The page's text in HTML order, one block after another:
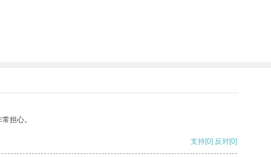
担心。
支持[0] 反对[0]